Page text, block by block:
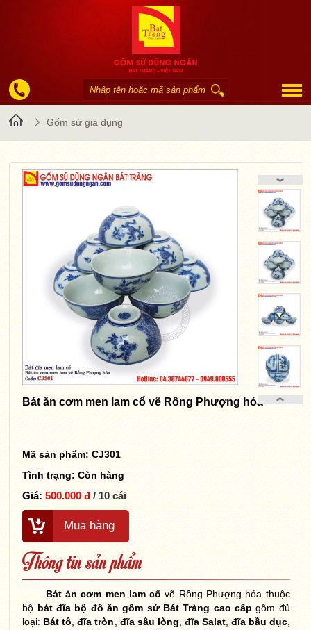
TrangGốm sứ gia dụng
Bát ăn cơm men lam cổ vẽ Rồng Phượng hóa
Mã sản phẩm: CJ301
Tình trạng:Còn hàng
Giá: 500.000 đ/ 10 cái
Mua hàng
Thông tin sản phẩm
Bát ăn cơm men lam cổvẽ Rồng Phượng hóa thuộc
bộ bát đĩa bộ đồ ăn gốm sứ Bát Tràng cao cấp gồm đủ
loại:Bát tô ,đĩa tròn đĩa sâu lòng đĩa Salat, đĩa bầu dục,